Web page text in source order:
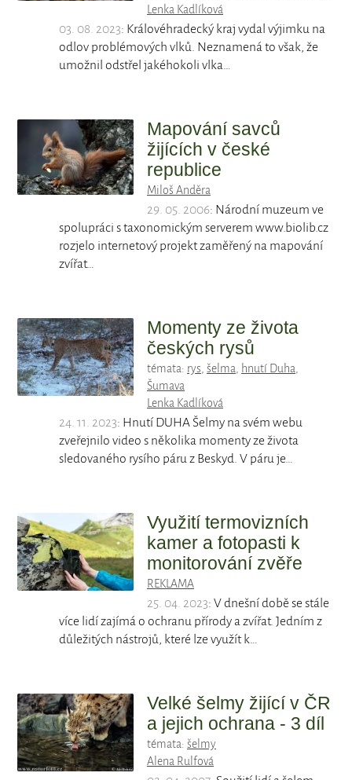
Lenka Kadlíková
03. 08. 2023: Královéhradecký kraj vydal výjimku na
odlov problémových vlků. Neznamená to však, že
umožnil odstřel jakéhokoli vlka…
Mapování savců
žijících v české
republice
Miloš Anděra
29. 05. 2006: Národní muzeum ve
spolupráci s taxonomickým serverem www.biolib.cz
rozjelo internetový projekt zaměřený na mapování
zvířat…
Momenty ze života
českých rysů
témata: rys, šelma, hnutí Duha,
Šumava
Lenka Kadlíková
24. 11. 2023: Hnutí DUHA Šelmy na svém webu
zveřejnilo video s několika momenty ze života
sledovaného rysího páru z Beskyd. V páru je…
Využití termovizních
kamer a fotopasti k
monitorování zvěře
REKLAMA
25. 04. 2023: V dnešní době se stále
více lidí zajímá o ochranu přírody a zvířat. Jedním z
důležitých nástrojů, které lze využít k…
Velké šelmy žijící v ČR
a jejich ochrana - 3 díl
témata: šelmy
Alena Rulfová